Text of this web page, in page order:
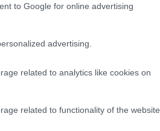
to Google for online advertising
advertising.
related to analytics like cookies on
related to functionality of the website